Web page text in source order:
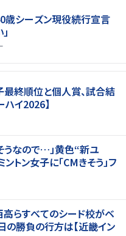
歳シーズン現役続行宣言
終順位と個人賞、試合結
イ2026】
うなので…」黄色“新ユ
トン女子に「CMきそう」フ
らすべてのシード校がベ
の勝負の行方は【近畿イン